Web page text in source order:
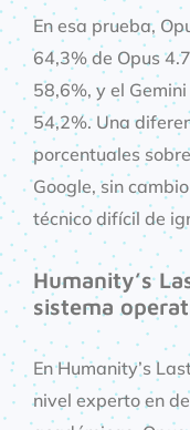
En esa prueba,
64,3% de Opus
58,6%, y el
54,2%. Una
porcentuales
Google, sin
técnico difícil de
Humanity’s
sistema
En Humanity’s
nivel experto en